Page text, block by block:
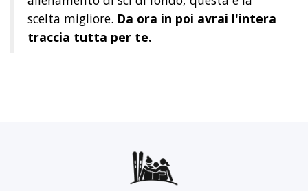
scelta migliore. Da ora in poi avrai l'intera
traccia tutta per te.